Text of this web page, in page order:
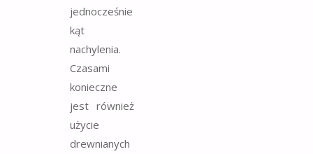
jednocześnie
kąt
nachylenia.
Czasami
konieczne
jest również
użycie
drewnianych